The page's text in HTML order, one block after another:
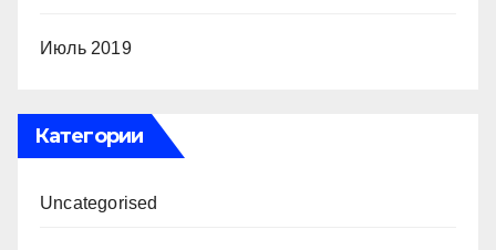
Июль 2019
Категории
Uncategorised